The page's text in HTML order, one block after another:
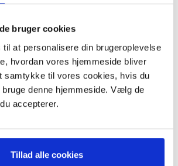
bruger cookies
at personalisere din brugeroplevelse
hvordan vores hjemmeside bliver
samtykke til vores cookies, hvis du
denne hjemmeside. Vælg de
accepterer.
Tillad alle cookies
RABAT
Reparations